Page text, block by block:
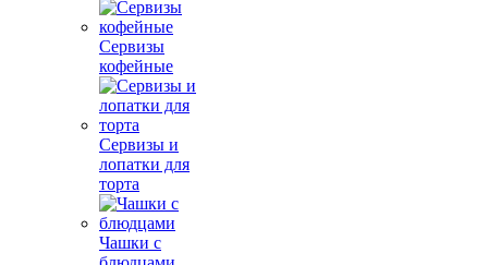
Сервизы
кофейные
Сервизы и
лопатки для
торта
Чашки с